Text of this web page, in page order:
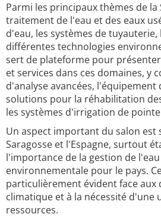
Parmi les principaux thèmes de la
traitement de l'eau et des eaux
d'eau, les systèmes de
différentes technologies
sert de plateforme pour
et services dans ces domaines, y
d'analyse avancées, l'équipement
solutions pour la réhabilitation
les systèmes d'irrigation de
Un aspect important du salon est
Saragosse et l'Espagne, surtout
l'importance de la gestion de
environnementale pour le pays.
particulièrement évident face aux
climatique et à la nécessité d'une
ressources.